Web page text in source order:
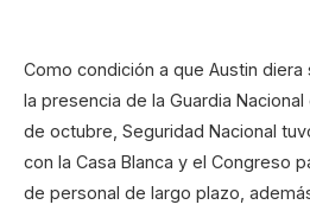
Como condición a que Austin diera
la presencia de la Guardia
de octubre, Seguridad Nacional
con la Casa Blanca y el Congreso
de personal de largo plazo,